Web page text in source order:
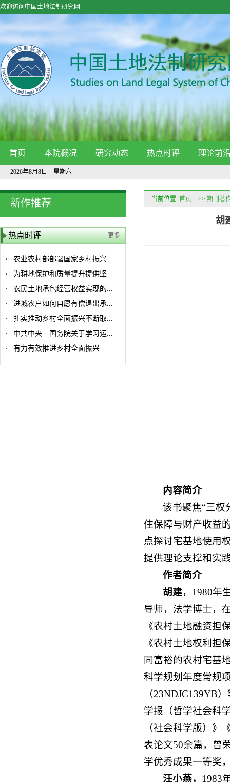
欢迎访问中国土地法制研究网
首页 本院概况 研究动态 热点时评 理论前
2026年8月8日 星期六
新作推荐
热点时评 更多
农业农村部部署国家乡村振兴...
为耕地保护和质量提升提供坚...
农民土地承包经营权益实现的...
进城农户如何自愿有偿退出承...
扎实推动乡村全面振兴不断取...
中共中央 国务院关于学习运...
有力有效推进乡村全面振兴
当前位置: 首页 >> 期刊著
胡
内容简介
该书聚焦“三权
住保障与财产收益
点探讨宅基地使用
提供理论支撑和实
作者简介
胡建，1980年
导师，法学博士，
《农村土地融资担
《农村土地权利担
同富裕的农村宅基
科学规划年度常规
（23NDJC139YB
学报（哲学社会科
（社会科学版）》
表论文50余篇，曾
学优秀成果一等奖
汪小燕， 1983